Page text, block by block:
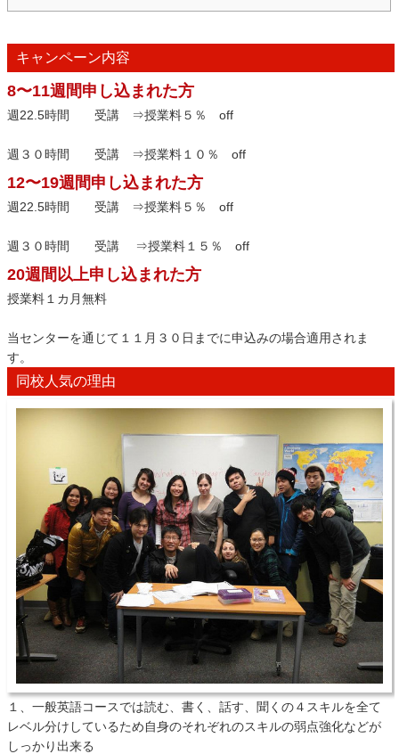
キャンペーン内容
8〜11週間申し込まれた方
週22.5時間 受講 ⇒授業料５％ off
週３０時間 受講 ⇒授業料１０％ off
12〜19週間申し込まれた方
週22.5時間 受講 ⇒授業料５％ off
週３０時間 受講 ⇒授業料１５％ off
20週間以上申し込まれた方
授業料１カ月無料
当センターを通じて１１月３０日までに申込みの場合適用されま
す。
同校人気の理由
１、一般英語コースでは読む、書く、話す、聞くの４スキルを全て
レベル分けしているため自身のそれぞれのスキルの弱点強化などが
しっかり出来る